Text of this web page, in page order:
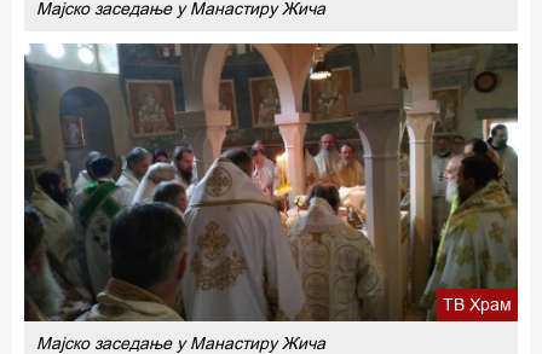
Мајско заседање у Манастиру Жича
ТВ Храм
Мајско заседање у Манастиру Жича